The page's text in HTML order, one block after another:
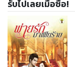
รับไปเลยเมื่อซื้อ!